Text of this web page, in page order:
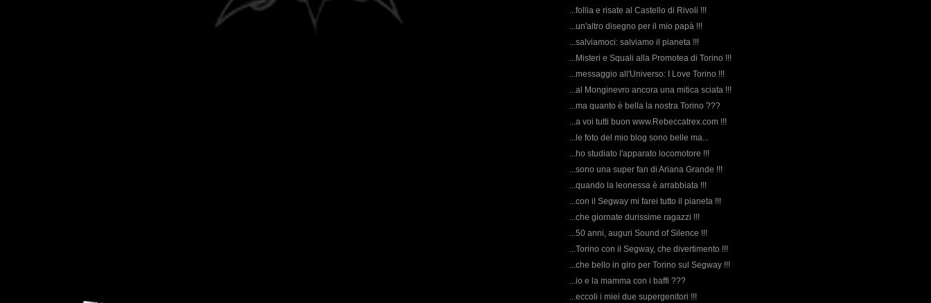
...follia e risate al Castello di Rivoli !!!
...un'altro disegno per il mio papà !!!
...salviamoci: salviamo il pianeta !!!
...Misteri e Squali alla Promotea di Torino !!!
...messaggio all'Universo: I Love Torino !!!
...al Monginevro ancora una mitica sciata !!!
...ma quanto è bella la nostra Torino ???
...a voi tutti buon www.Rebeccatrex.com !!!
...le foto del mio blog sono belle ma...
...ho studiato l'apparato locomotore !!!
...sono una super fan di Ariana Grande !!!
...quando la leonessa è arrabbiata !!!
...con il Segway mi farei tutto il pianeta !!!
...che giornate durissime ragazzi !!!
...50 anni, auguri Sound of Silence !!!
...Torino con il Segway, che divertimento !!!
...che bello in giro per Torino sul Segway !!!
...io e la mamma con i baffi ???
...eccoli i miei due supergenitori !!!